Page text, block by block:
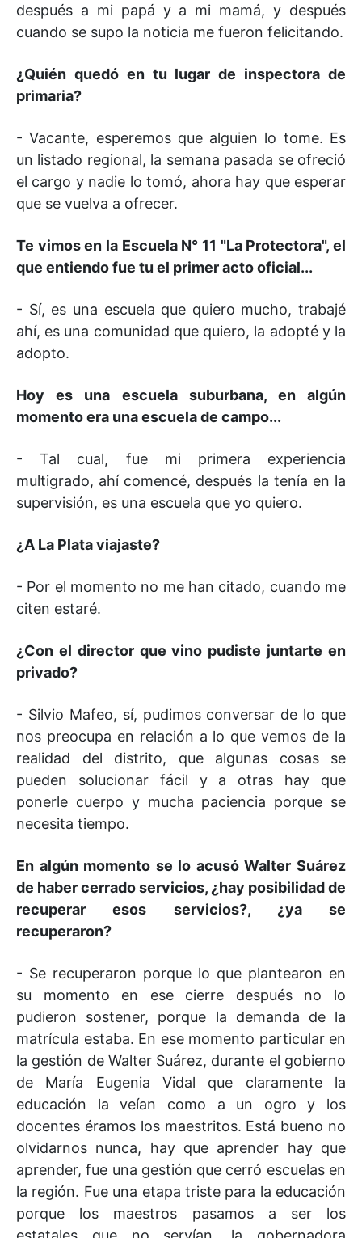
después a mi papá y a mi mamá, y después
cuando se supo la noticia me fueron felicitando.
¿Quién quedó en tu lugar de inspectora de
primaria?
- Vacante, esperemos que alguien lo tome. Es
un listado regional, la semana pasada se ofreció
el cargo y nadie lo tomó, ahora hay que esperar
que se vuelva a ofrecer.
Te vimos en la Escuela N° 11 "La Protectora", el
que entiendo fue tu el primer acto oficial...
- Sí, es una escuela que quiero mucho, trabajé
ahí, es una comunidad que quiero, la adopté y la
adopto.
Hoy es una escuela suburbana, en algún
momento era una escuela de campo...
- Tal cual, fue mi primera experiencia
multigrado, ahí comencé, después la tenía en la
supervisión, es una escuela que yo quiero.
¿A La Plata viajaste?
- Por el momento no me han citado, cuando me
citen estaré.
¿Con el director que vino pudiste juntarte en
privado?
- Silvio Mafeo, sí, pudimos conversar de lo que
nos preocupa en relación a lo que vemos de la
realidad del distrito, que algunas cosas se
pueden solucionar fácil y a otras hay que
ponerle cuerpo y mucha paciencia porque se
necesita tiempo.
En algún momento se lo acusó Walter Suárez
de haber cerrado servicios, ¿hay posibilidad de
recuperar esos servicios?, ¿ya se
recuperaron?
- Se recuperaron porque lo que plantearon en
su momento en ese cierre después no lo
pudieron sostener, porque la demanda de la
matrícula estaba. En ese momento particular en
la gestión de Walter Suárez, durante el gobierno
de María Eugenia Vidal que claramente la
educación la veían como a un ogro y los
docentes éramos los maestritos. Está bueno no
olvidarnos nunca, hay que aprender hay que
aprender, fue una gestión que cerró escuelas en
la región. Fue una etapa triste para la educación
porque los maestros pasamos a ser los